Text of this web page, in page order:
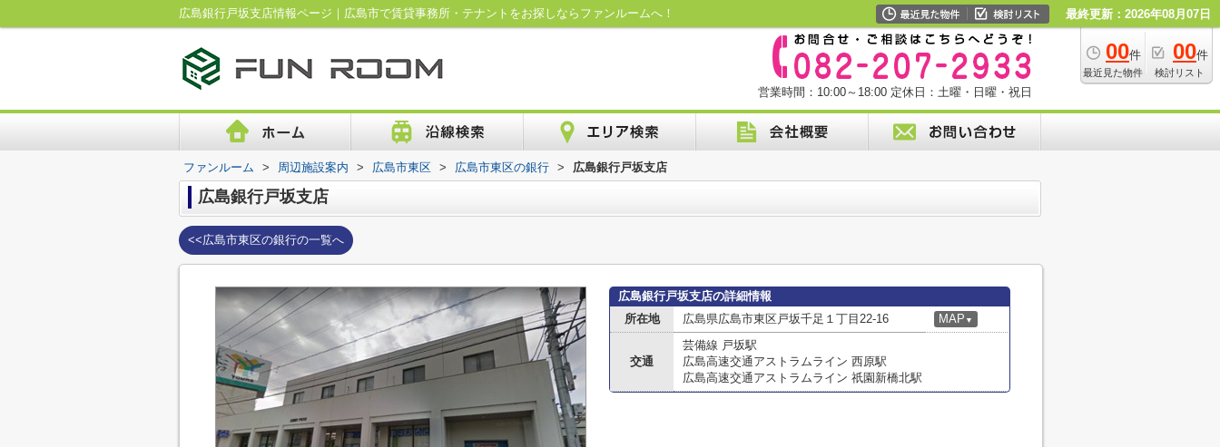
広島銀行戸坂支店情報ページ｜広島市で賃貸事務所・テナントをお探しならファンルームへ！ 最終更新：2026年08月07日
00件
最近見た物件
00件
検討リスト
営業時間：10:00～18:00 定休日：土曜・日曜・祝日
ファンルーム > 周辺施設案内 > 広島市東区 > 広島市東区の銀行 > 広島銀行戸坂支店
広島銀行戸坂支店
<<広島市東区の銀行の一覧へ
広島銀行戸坂支店の詳細情報
所在地
広島県広島市東区戸坂千足１丁目22-16 MAP ▼
交通
芸備線 戸坂駅
広島高速交通アストラムライン 西原駅
広島高速交通アストラムライン 祇園新橋北駅